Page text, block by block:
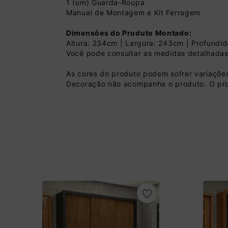
Pix
R$ 2.906,99 à
1 (um) Guarda-Roupa
Manual de Montagem e Kit Ferragem
Dimensões do Produto Montado:
Altura: 234cm | Largura: 243cm |
Você pode consultar as medidas
As cores do produto podem sofrer
Decoração não acompanha o produto. O